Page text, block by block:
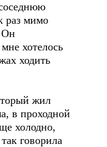
раз мимо
Он
хотелось
ходить
жил
в проходной
холодно,
говорила